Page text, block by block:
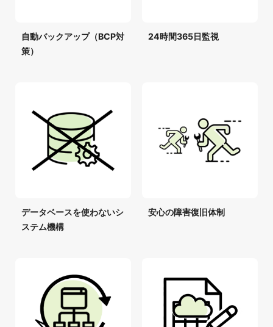
自動バックアップ（BCP対
策）
24時間365日監視
データベースを使わないシ
ステム機構
安心の障害復旧体制